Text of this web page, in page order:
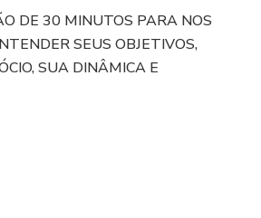
DE 30 MINUTOS PARA NOS
SEUS OBJETIVOS,
SUA DINÂMICA E
A ANÁLISE DO SEU PERFIL
RESULTADO